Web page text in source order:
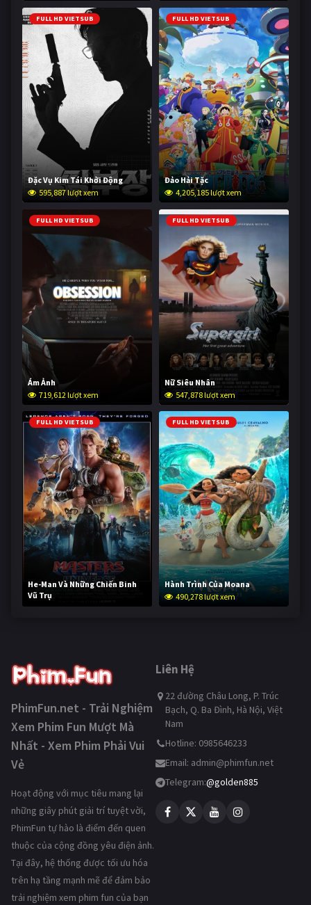
FULL HD VIETSUB
Đặc Vụ Kim Tái Khởi Động
595,887 lượt xem
FULL HD VIETSUB
Đảo Hải Tặc
4,205,185 lượt xem
FULL HD VIETSUB
Ám Ảnh
719,612 lượt xem
FULL HD VIETSUB
Nữ Siêu Nhân
547,878 lượt xem
FULL HD VIETSUB
He-Man Và Những Chiến Binh
Vũ Trụ
238,925 lượt xem
FULL HD VIETSUB
Hành Trình Của Moana
490,278 lượt xem
PhimFun.net - Trải Nghiệm
Xem Phim Fun Mượt Mà
Nhất - Xem Phim Phải Vui
Vẻ
Hoạt động với mục tiêu mang lại
những giây phút giải trí tuyệt vời,
PhimFun tự hào là điểm đến quen
thuộc của cộng đồng yêu điện ảnh.
Tại đây, hệ thống được tối ưu hóa
trên hạ tầng mạnh mẽ để đảm bảo
trải nghiệm xem phim fun của bạn
Liên Hệ
22 đường Châu Long, P. Trúc
Bạch, Q. Ba Đình, Hà Nội, Việt
Nam
Hotline: 0985646233
Email: admin@phimfun.net
Telegram:@golden885